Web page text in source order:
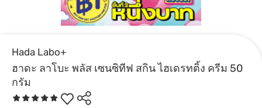
Hada Labo+
ฮาดะ ลาโบะ พลัส เซนซิทีฟ สกิน ไฮเดรทติ้ง ครีม 50
กรัม